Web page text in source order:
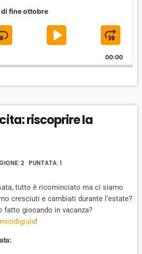
di fine ottobre
S
I
P
A
C
A
D
P
A
Y
A
U
J
U
M
P
O
00:00
riscoprire la
2 PUNTATA: 1
tutto è ricominciato ma ci siamo
cresciuti e cambiati durante l’estate?
fatto giocando in vacanza?
!